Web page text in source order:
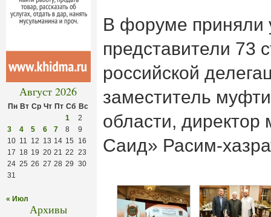
Август 2026
Пн Вт Ср Чт Пт Сб Вс
1
2
3
4 5 6 7 8
9
10 11 12 13 14 15
16
17 18 19 20 21 22 23
24 25 26 27 28 29 30
31
« Июл
Архивы
В форуме приняли
представители 73
российской
заместитель
области,
Саид» Расим-